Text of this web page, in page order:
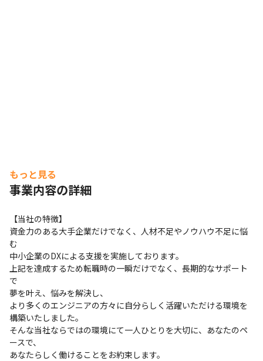
もっと見る
事業内容の詳細
【当社の特徴】
資金力のある大手企業だけでなく、人材不足やノウハウ不足に悩
む
中小企業のDXによる支援を実施しております。
上記を達成するため転職時の一瞬だけでなく、長期的なサポート
で
夢を叶え、悩みを解決し、
より多くのエンジニアの方々に自分らしく活躍いただける環境を
構築いたしました。
そんな当社ならではの環境にて一人ひとりを大切に、あなたのペ
ースで、
あなたらしく働けることをお約束します。